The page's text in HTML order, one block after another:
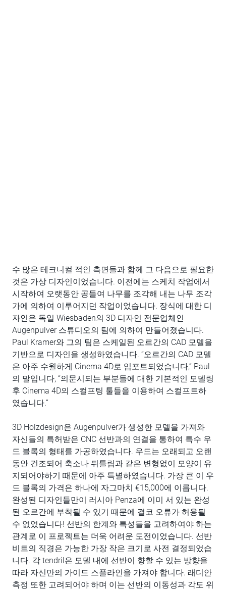
수 많은 테크니컬 적인 측면들과 함께 그 다음으로 필요한
것은 가상 디자인이었습니다. 이전에는 스케치 작업에서
시작하여 오랫동안 공들여 나무를 조각해 내는 나무 조각
가에 의하여 이루어지던 작업이었습니다. 장식에 대한 디
자인은 독일 Wiesbaden의 3D 디자인 전문업체인
Augenpulver 스튜디오의 팀에 의하여 만들어졌습니다.
Paul Kramer와 그의 팀은 스케일된 오르간의 CAD 모델을
기반으로 디자인을 생성하였습니다. “오르간의 CAD 모델
은 아주 수월하게 Cinema 4D로 임포트되었습니다,” Paul
의 말입니다, “의문시되는 부분들에 대한 기본적인 모델링
후 Cinema 4D의 스컬프팅 툴들을 이용하여 스컬프트하
였습니다.”
3D Holzdesign은 Augenpulver가 생성한 모델을 가져와
자신들의 특허받은 CNC 선반과의 연결을 통하여 특수 우
드 블록의 형태를 가공하였습니다. 우드는 오래되고 오랜
동안 건조되어 축소나 뒤틀림과 같은 변형없이 모양이 유
지되어야하기 때문에 아주 특별하였습니다. 가장 큰 이 우
드 블록의 가격은 하나에 자그마치 €15,000에 이릅니다.
완성된 디자인들만이 러시아 Penza에 이미 서 있는 완성
된 오르간에 부착될 수 있기 때문에 결코 오류가 허용될
수 없었습니다! 선반의 한계와 특성들을 고려하여야 하는
관계로 이 프로젝트는 더욱 어려운 도전이었습니다. 선반
비트의 직경은 가능한 가장 작은 크기로 사전 결정되었습
니다. 각 tendril은 모델 내에 선반이 향할 수 있는 방향을
따라 자신만의 가이드 스플라인을 가져야 합니다. 래디안
측정 또한 고려되어야 하며 이는 선반의 이동성과 각도 위